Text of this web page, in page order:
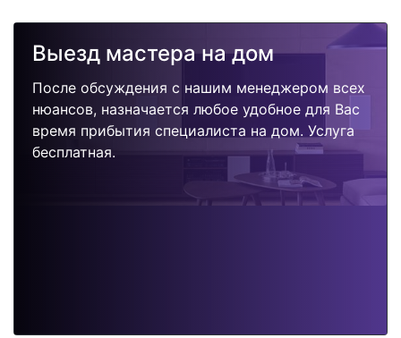
Выезд мастера на дом
После обсуждения с нашим менеджером всех
нюансов, назначается любое удобное для Вас
время прибытия специалиста на дом. Услуга
бесплатная.